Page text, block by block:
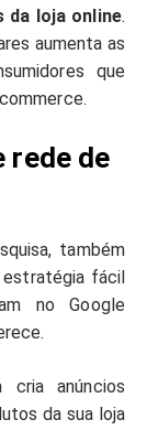
da loja online.
aumenta as
que
rede de
também
estratégia fácil
no Google
cria anúncios
da sua loja